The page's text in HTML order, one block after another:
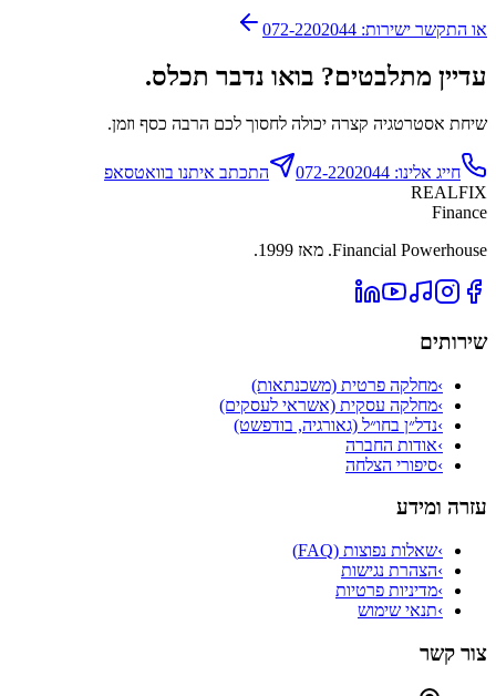
או התקשר ישירות: 072-2202044
עדיין מתלבטים? בואו נדבר תכלס.
שיחת אסטרטגיה קצרה יכולה לחסוך לכם הרבה כסף וזמן.
חייג אלינו: 072-2202044
התכתב איתנו בוואטסאפ
REALFIX
Finance
Financial Powerhouse. מאז 1999.
שירותים
›מחלקה פרטית (משכנתאות)
›מחלקה עסקית (אשראי לעסקים)
›נדל״ן בחו״ל (גאורגיה, בודפשט)
›אודות החברה
›סיפורי הצלחה
עזרה ומידע
›שאלות נפוצות (FAQ)
›הצהרת נגישות
›מדיניות פרטיות
›תנאי שימוש
צור קשר